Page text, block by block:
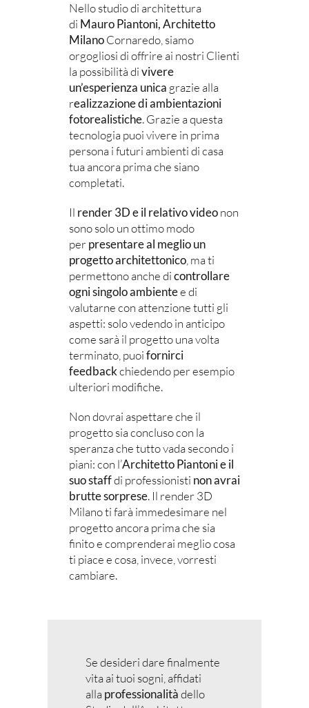
Nello studio di architettura
di Mauro Piantoni, Architetto
MilanoCornaredo, siamo
orgogliosi di offrire ai nostri Clienti
la possibilità divivere
un’esperienza unica grazie alla
realizzazione di ambientazioni
fotorealistiche. Grazie a questa
tecnologia puoi vivere in prima
persona i futuri ambienti di casa
tua ancora prima che siano
completati.
Il render 3D e il relativo videonon
sono solo un ottimo modo
perpresentare al meglio un
progetto architettonico, ma ti
permettono anche dicontrollare
ogni singolo ambientee di
valutarne con attenzione tutti gli
aspetti: solo vedendo in anticipo
come sarà il progetto una volta
terminato, puoifornirci
feedbackchiedendo per esempio
ulteriori modifiche.
Non dovrai aspettare che il
progetto sia concluso con la
speranza che tutto vada secondo i
piani: con l’Architetto Piantoni e il
suo staffdi professionisti non avrai
brutte sorprese. Il render 3D
Milano ti farà immedesimare nel
progetto ancora prima che sia
finito e comprenderai meglio cosa
ti piace e cosa, invece, vorresti
cambiare.
Se desideri dare finalmente
vita ai tuoi sogni, affidati
alla professionalitàdello